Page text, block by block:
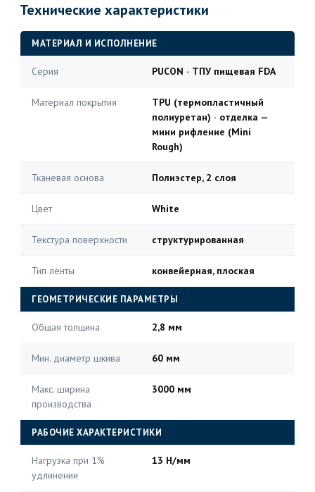
Технические характеристики
МАТЕРИАЛ И ИСПОЛНЕНИЕ
Серия PUCON · ТПУ пищевая FDA
Материал покрытия
TPU (термопластичный
полиуретан) · отделка —
мини рифление (Mini
Rough)
Тканевая основа Полиэстер, 2 слоя
Цвет White
Текстура поверхности структурированная
Тип ленты конвейерная, плоская
ГЕОМЕТРИЧЕСКИЕ ПАРАМЕТРЫ
Общая толщина 2,8 мм
Мин. диаметр шкива 60 мм
Макс. ширина
производства
3000 мм
РАБОЧИЕ ХАРАКТЕРИСТИКИ
Нагрузка при 1%
удлинении
13 Н/мм